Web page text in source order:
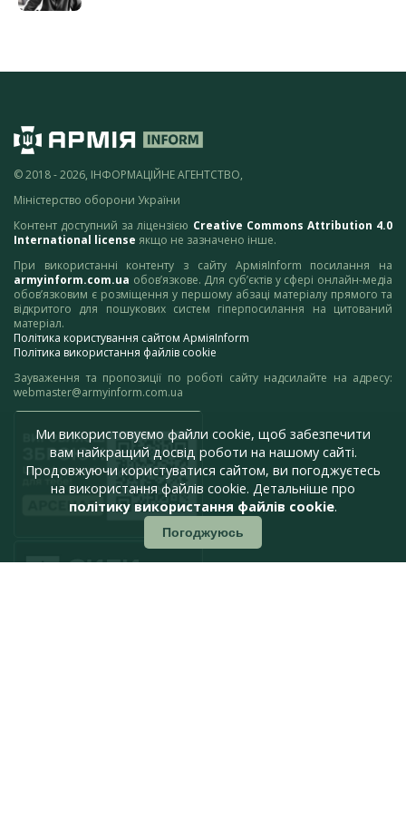
© 2018 - 2026, ІНФОРМАЦІЙНЕ АГЕНТСТВО,
Міністерство оборони України
Контент доступний за ліцензією Creative Commons Attribution 4.0
International license якщо не зазначено інше.
При використанні контенту з сайту АрміяInform посилання на
armyinform.com.ua обов’язкове. Для суб’єктів у сфері онлайн-медіа
обов’язковим є розміщення у першому абзаці матеріалу прямого та
відкритого для пошукових систем гіперпосилання на цитований
матеріал.
Політика користування сайтом АрміяInform
Політика використання файлів cookie
Зауваження та пропозиції по роботі сайту надсилайте на адресу:
webmaster@armyinform.com.ua
Ми використовуємо файли cookie, щоб забезпечити
вам найкращий досвід роботи на нашому сайті.
Продовжуючи користуватися сайтом, ви погоджуєтесь
на використання файлів cookie. Детальніше про
політику використання файлів cookie.
Погоджуюсь